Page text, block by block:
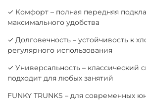
✓ Комфорт – полная передняя
максимального удобства
✓ Долговечность – устойчивость к
регулярного использования
✓ Универсальность – классический
подходит для любых занятий
FUNKY TRUNKS – для современных